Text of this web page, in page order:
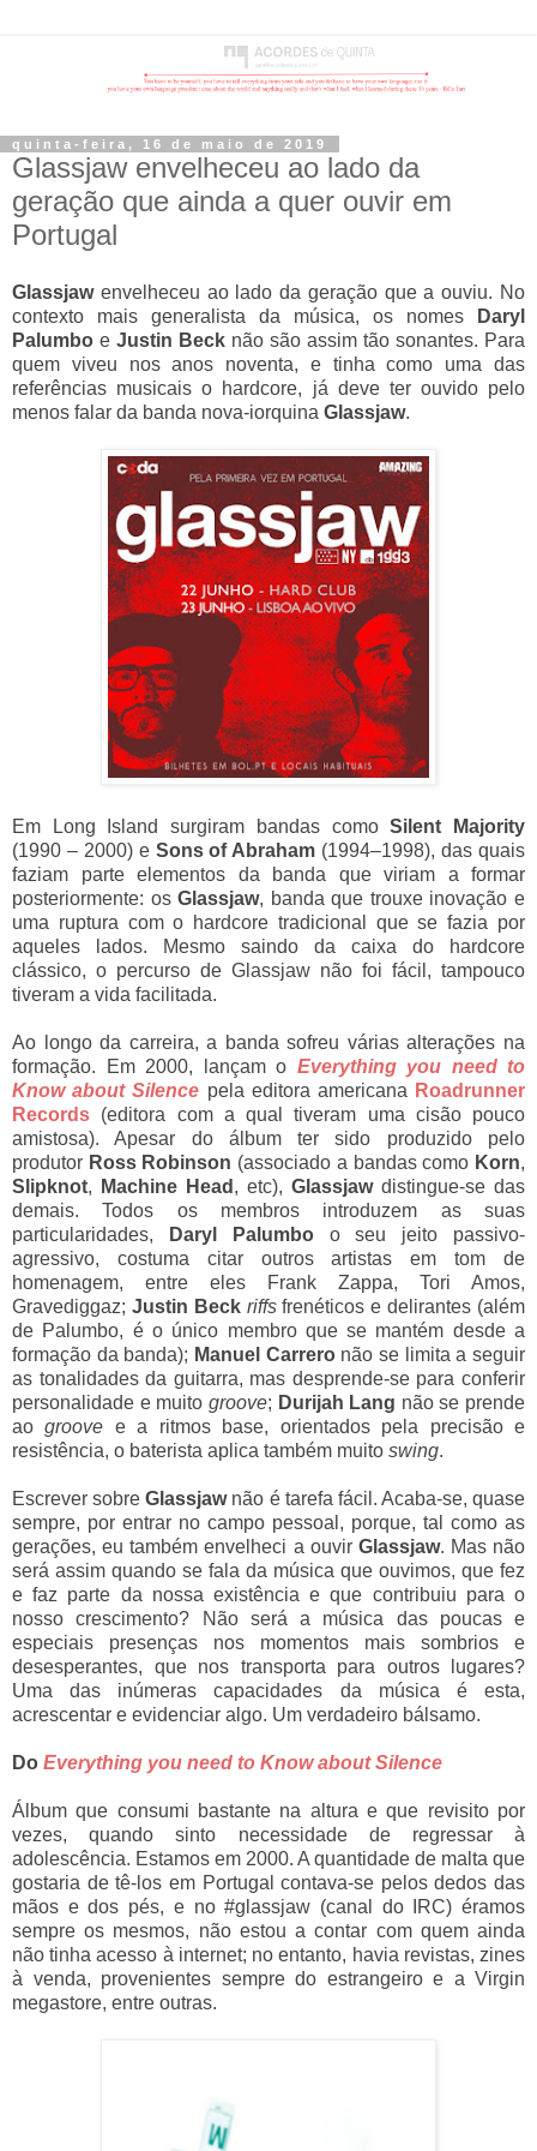
quinta-feira, 16 de maio de 2019
Glassjaw envelheceu ao lado da
geração que ainda a quer ouvir em
Portugal
Glassjawenvelheceu ao lado da geração que a ouviu. No
contexto mais generalista da música, os nomes
Daryl
Palumbo e Justin Beck não são assim tão sonantes. Para
quem viveu nos anos noventa, e tinha como uma das
referências musicais o hardcore, já deve ter ouvido pelo
menos falar da banda nova-iorquina Glassjaw.
Em Long Island surgiram bandas comoSilent Majority
(1990 – 2000) e Sons of Abraham (1994–1998), das quais
faziam parte elementos da banda que viriam a formar
posteriormente: osGlassjaw, banda que trouxe inovação e
uma ruptura com o hardcore tradicional que se fazia por
aqueles lados. Mesmo saindo da caixa do hardcore
clássico, o percurso de Glassjaw não foi fácil, tampouco
tiveram a vida facilitada.
Ao longo da carreira, a banda sofreu várias alterações na
formação. Em 2000, lançam o Everything you need to
Know about Silence pela editora americana Roadrunner
Records (editora com a qual tiveram uma cisão pouco
amistosa). Apesar do álbum ter sido produzido pelo
produtor Ross Robinson (associado a bandas como Korn,
Slipknot, Machine Head , etc), Glassjawdistingue-se das
demais. Todos os membros introduzem as suas
particularidades,
Daryl Palumboo seu jeito passivo-
agressivo, costuma citar outros artistas em tom de
homenagem, entre eles Frank Zappa, Tori Amos,
Gravediggaz; Justin Beck riffsfrenéticos e delirantes (além
de Palumbo, é o único membro que se mantém desde a
formação da banda); Manuel Carreronão se limita a seguir
as tonalidades da guitarra, mas desprende-se para conferir
personalidade e muito groove; Durijah Lang não se prende
aogroove e a ritmos base, orientados pela precisão e
resistência, o baterista aplica também muito swing.
Escrever sobreGlassjawnão é tarefa fácil. Acaba-se, quase
sempre, por entrar no campo pessoal, porque, tal como as
gerações, eu também envelheci a ouvir Glassjaw. Mas não
será assim quando se fala da música que ouvimos, que fez
e faz parte da nossa existência e que contribuiu para o
nosso crescimento? Não será a música das poucas e
especiais presenças nos momentos mais sombrios e
desesperantes, que nos transporta para outros lugares?
Uma das inúmeras capacidades da música é esta,
acrescentar e evidenciar algo. Um verdadeiro bálsamo.
Do Everything you need to Know about Silence
Álbum que consumi bastante na altura e que revisito por
vezes, quando sinto necessidade de regressar à
adolescência. Estamos em 2000. A quantidade de malta que
gostaria de tê-los em Portugal contava-se pelos dedos das
mãos e dos pés, e no #glassjaw (canal do IRC) éramos
sempre os mesmos, não estou a contar com quem ainda
não tinha acesso à internet; no entanto, havia revistas, zines
à venda, provenientes sempre do estrangeiro e a Virgin
megastore, entre outras.